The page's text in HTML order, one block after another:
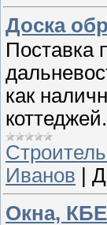
Доска
Поставка
как
коттеджей.
Иванов
Окна,